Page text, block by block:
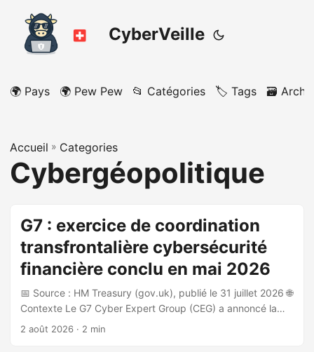
CyberVeille
🌍 Pays 🌍 Pew Pew 📂 Catégories 🏷️ Tags 🗃️
Accueil » Categories
Cybergéopolitique
G7 : exercice de coordination
transfrontalière cybersécurité
financière conclu en mai 2026
📅 Source : HM Treasury (gov.uk), publié le 31 juillet 2026 🌐
Contexte Le G7 Cyber Expert Group (CEG) a annoncé la
conclusion réussie de son exercice de coordination
2 août 2026 · 2 min